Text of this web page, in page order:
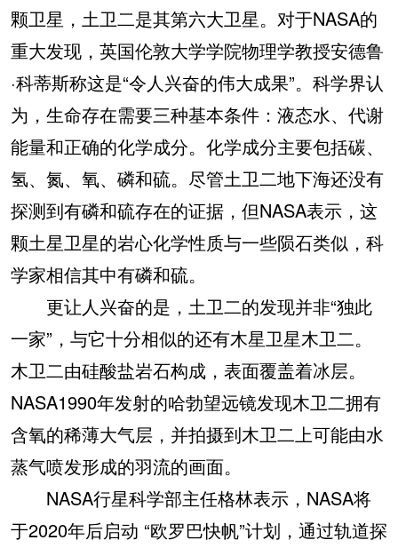
颗卫星，土卫二是其第六大卫星。对于NASA的
重大发现，英国伦敦大学学院物理学教授安德鲁
·科蒂斯称这是“令人兴奋的伟大成果”。科学界认
为，生命存在需要三种基本条件：液态水、代谢
能量和正确的化学成分。化学成分主要包括碳、
氢、氮、氧、磷和硫。尽管土卫二地下海还没有
探测到有磷和硫存在的证据，但NASA表示，这
颗土星卫星的岩心化学性质与一些陨石类似，科
学家相信其中有磷和硫。
更让人兴奋的是，土卫二的发现并非“独此
一家”，与它十分相似的还有木星卫星木卫二。
木卫二由硅酸盐岩石构成，表面覆盖着冰层。
NASA1990年发射的哈勃望远镜发现木卫二拥有
含氧的稀薄大气层，并拍摄到木卫二上可能由水
蒸气喷发形成的羽流的画面。
NASA行星科学部主任格林表示，NASA将
于2020年后启动 “欧罗巴快帆”计划，通过轨道探